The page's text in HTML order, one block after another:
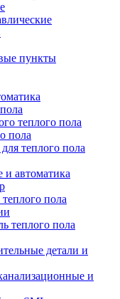
пункты
теплого пола
пола
теплого пола
и автоматика
пола
теплого пола
детали и
и